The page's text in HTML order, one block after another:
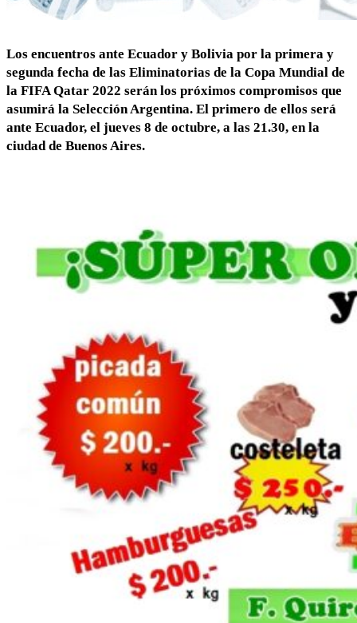
Los encuentros ante Ecuador y Bolivia por la primera y
segunda fecha de las Eliminatorias de la Copa Mundial de
la FIFA Qatar 2022 serán los próximos compromisos que
asumirá la Selección Argentina. El primero de ellos será
ante Ecuador, el jueves 8 de octubre, a las 21.30, en la
ciudad de Buenos Aires.